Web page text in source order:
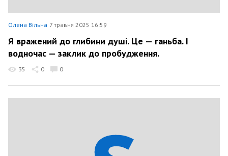
Олена Вільна 7 травня 2025 16:59
Я вражений до глибини душі. Це — ганьба. І
водночас — заклик до пробудження.
35 0 0